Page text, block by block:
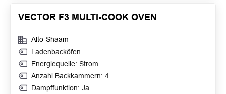
VECTOR F3 MULTI-COOK OVEN
Alto-Shaam
Ladenbacköfen
Energiequelle: Strom
Anzahl Backkammern: 4
Dampffunktion: Ja